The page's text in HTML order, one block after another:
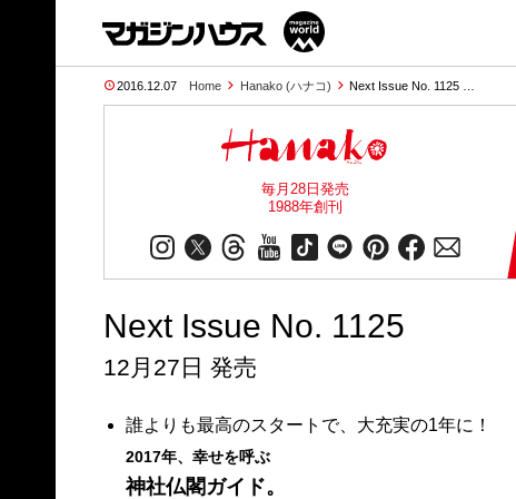
2016.12.07 Home Hanako (ハナコ) Next Issue No. 1125 …
毎月28日発売
1988年創刊
Next Issue No. 1125
12月27日 発売
誰よりも最高のスタートで、大充実の1年に！
2017年、幸せを呼ぶ
神社仏閣ガイド。